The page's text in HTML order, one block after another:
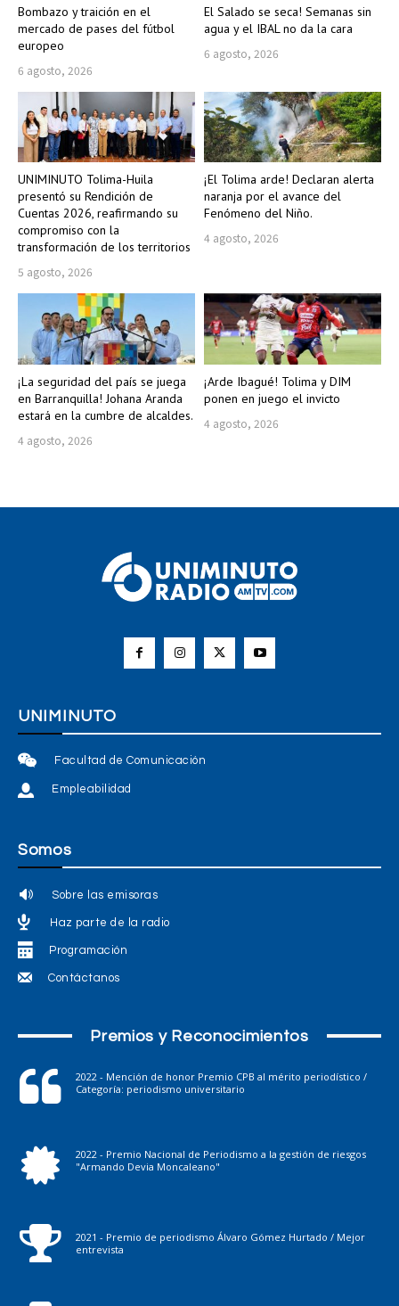
Bombazo y traición en el
mercado de pases del fútbol
europeo
6 agosto, 2026
El Salado se seca! Semanas sin
agua y el IBAL no da la cara
6 agosto, 2026
UNIMINUTO Tolima-Huila
presentó su Rendición de
Cuentas 2026, reafirmando su
compromiso con la
transformación de los territorios
5 agosto, 2026
¡El Tolima arde! Declaran alerta
naranja por el avance del
Fenómeno del Niño.
4 agosto, 2026
¡La seguridad del país se juega
en Barranquilla! Johana Aranda
estará en la cumbre de alcaldes.
4 agosto, 2026
¡Arde Ibagué! Tolima y DIM
ponen en juego el invicto
4 agosto, 2026
UNIMINUTO
Facultad de Comunicación
Empleabilidad
Somos
Sobre las emisoras
Haz parte de la radio
Programación
Contáctanos
Premios y Reconocimientos
2022 - Mención de honor Premio CPB al mérito periodístico /
Categoría: periodismo universitario
2022 - Premio Nacional de Periodismo a la gestión de riesgos
"Armando Devia Moncaleano"
2021 - Premio de periodismo Álvaro Gómez Hurtado / Mejor
entrevista